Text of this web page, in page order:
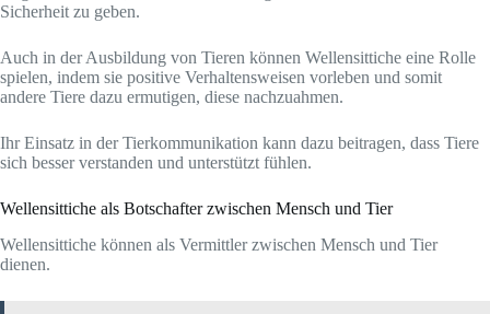
Sicherheit zu geben.
Auch in der Ausbildung von Tieren können Wellensittiche eine Rolle
spielen, indem sie positive Verhaltensweisen vorleben und somit
andere Tiere dazu ermutigen, diese nachzuahmen.
Ihr Einsatz in der Tierkommunikation kann dazu beitragen, dass Tiere
sich besser verstanden und unterstützt fühlen.
Wellensittiche als Botschafter zwischen Mensch und Tier
Wellensittiche können als Vermittler zwischen Mensch und Tier
dienen.